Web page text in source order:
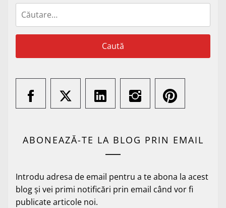
după:
ABONEAZĂ-TE LA BLOG PRIN EMAIL
Introdu adresa de email pentru a te abona la acest
blog și vei primi notificări prin email când vor fi
publicate articole noi.